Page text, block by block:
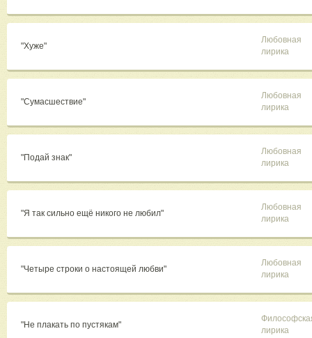
"Хуже"
Любовная
лирика
"Сумасшествие"
Любовная
лирика
"Подай знак"
Любовная
лирика
"Я так сильно ещё никого не любил"
Любовная
лирика
"Четыре строки о настоящей любви"
Любовная
лирика
"Не плакать по пустякам"
лирика